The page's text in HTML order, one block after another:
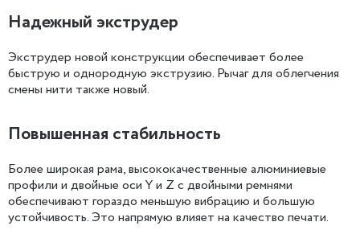
Надежный экструдер
Экструдер новой конструкции обеспечивает более
быструю и однородную экструзию. Рычаг для облегчения
смены нити также новый.
Повышенная стабильность
Более широкая рама, высококачественные алюминиевые
профили и двойные оси Y и Z с двойными ремнями
обеспечивают гораздо меньшую вибрацию и большую
устойчивость. Это напрямую влияет на качество печати.